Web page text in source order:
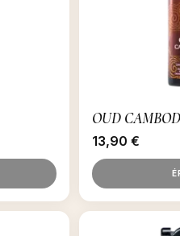
OUD
13,90 €